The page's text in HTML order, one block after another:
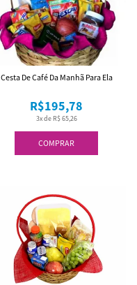
COMPRAR
3x de R$ 65,26
R$195,78
Cesta De Café Da Manhã Para Ela